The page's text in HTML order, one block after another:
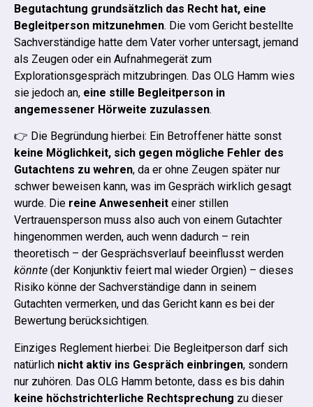
Begutachtung grundsätzlich das Recht hat, eine
Begleitperson mitzunehmen. Die vom Gericht bestellte
Sachverständige hatte dem Vater vorher untersagt, jemand
als Zeugen oder ein Aufnahmegerät zum
Explorationsgespräch mitzubringen. Das OLG Hamm wies
sie jedoch an, eine stille Begleitperson in
angemessener Hörweite zuzulassen.
👉 Die Begründung hierbei: Ein Betroffener hätte sonst
keine Möglichkeit, sich gegen mögliche Fehler des
Gutachtens zu wehren, da er ohne Zeugen später nur
schwer beweisen kann, was im Gespräch wirklich gesagt
wurde. Die reine Anwesenheit einer stillen
Vertrauensperson muss also auch von einem Gutachter
hingenommen werden, auch wenn dadurch – rein
theoretisch – der Gesprächsverlauf beeinflusst werden
könnte (der Konjunktiv feiert mal wieder Orgien) – dieses
Risiko könne der Sachverständige dann in seinem
Gutachten vermerken, und das Gericht kann es bei der
Bewertung berücksichtigen.
Einziges Reglement hierbei: Die Begleitperson darf sich
natürlich nicht aktiv ins Gespräch einbringen, sondern
nur zuhören. Das OLG Hamm betonte, dass es bis dahin
keine höchstrichterliche Rechtsprechung zu dieser